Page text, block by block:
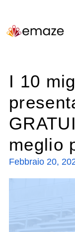
I 10
meglio
Febbraio 20,